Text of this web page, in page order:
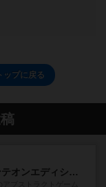
ップに戻る
サントリーニ：パンテオンエディション